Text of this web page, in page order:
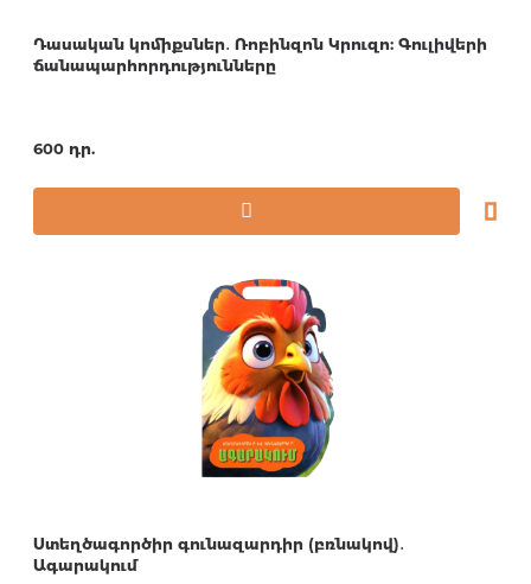
Դասական կոմիքսներ․ Ռոբինզոն Կրուզո: Գուլիվերի
ճանապարհորդությունները
600 դր.
Ստեղծագործիր գունազարդիր (բռնակով)․
Ագարակում